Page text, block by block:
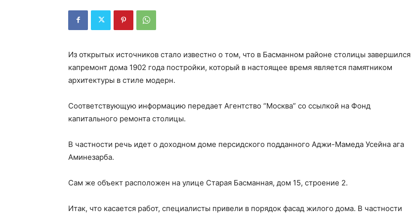
Из открытых источников стало известно о том, что в Басманном районе столицы завершился
капремонт дома 1902 года постройки, который в настоящее время является памятником
архитектуры в стиле модерн.
Соответствующую информацию передает Агентство “Москва” со ссылкой на Фонд
капитального ремонта столицы.
В частности речь идет о доходном доме персидского подданного Аджи-Мамеда Усейна ага
Аминезарба.
Сам же объект расположен на улице Старая Басманная, дом 15, строение 2.
Итак, что касается работ, специалисты привели в порядок фасад жилого дома. В частности